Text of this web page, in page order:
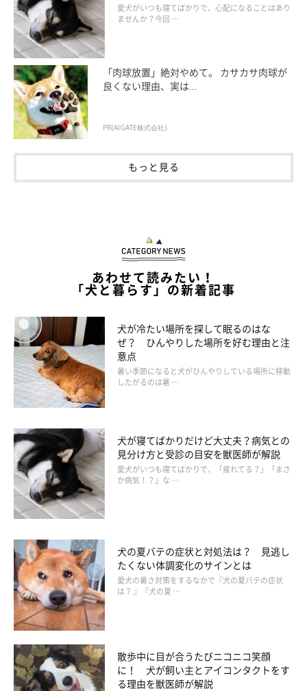
愛犬がいつも寝てばかりで、心配になることはあり
ませんか？今回 …
「肉球放置」絶対やめて。 カサカサ肉球が
良くない理由、実は...
PR(AIGATE株式会社)
もっと見る
あわせて読みたい！
「犬と暮らす」の新着記事
犬が冷たい場所を探して眠るのはな
ぜ？ ひんやりした場所を好む理由と注
意点
暑い季節になると犬がひんやりしている場所に移動
したがるのは暑 …
犬が寝てばかりだけど大丈夫？病気との
見分け方と受診の目安を獣医師が解説
愛犬がいつも寝てばかりで、「疲れてる？」「まさ
か病気！？」な …
犬の夏バテの症状と対処法は？ 見逃し
たくない体調変化のサインとは
愛犬の暑さ対策をするなかで『犬の夏バテの症状
は？ 』『犬の夏 …
散歩中に目が合うたびニコニコ笑顔
に！ 犬が飼い主とアイコンタクトをす
る理由を獣医師が解説